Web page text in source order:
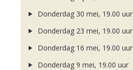
Donderdag 30 mei, 19.00 uur
Donderdag 23 mei, 19.00 uur
Donderdag 16 mei, 19.00 uur
Donderdag 9 mei, 19.00 uur